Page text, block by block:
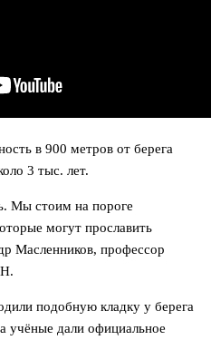
в 900 метров от берега
3 тыс. лет.
Мы стоим на пороге
могут прославить
Масленников, профессор
подобную кладку у берега
учёные дали официальное